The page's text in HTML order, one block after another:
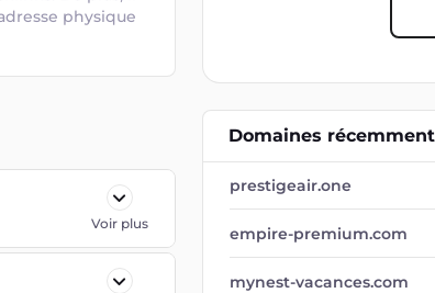
physique
Voir plus
Domaines
prestigeair.one
empire-premium.com
mynest-vacances.com